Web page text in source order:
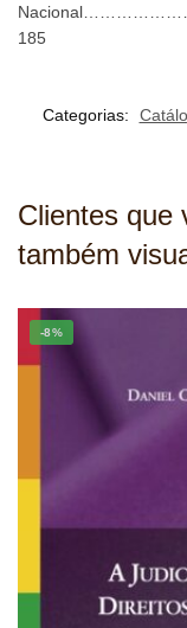
185
Categorias:
Clientes que
também
-8%